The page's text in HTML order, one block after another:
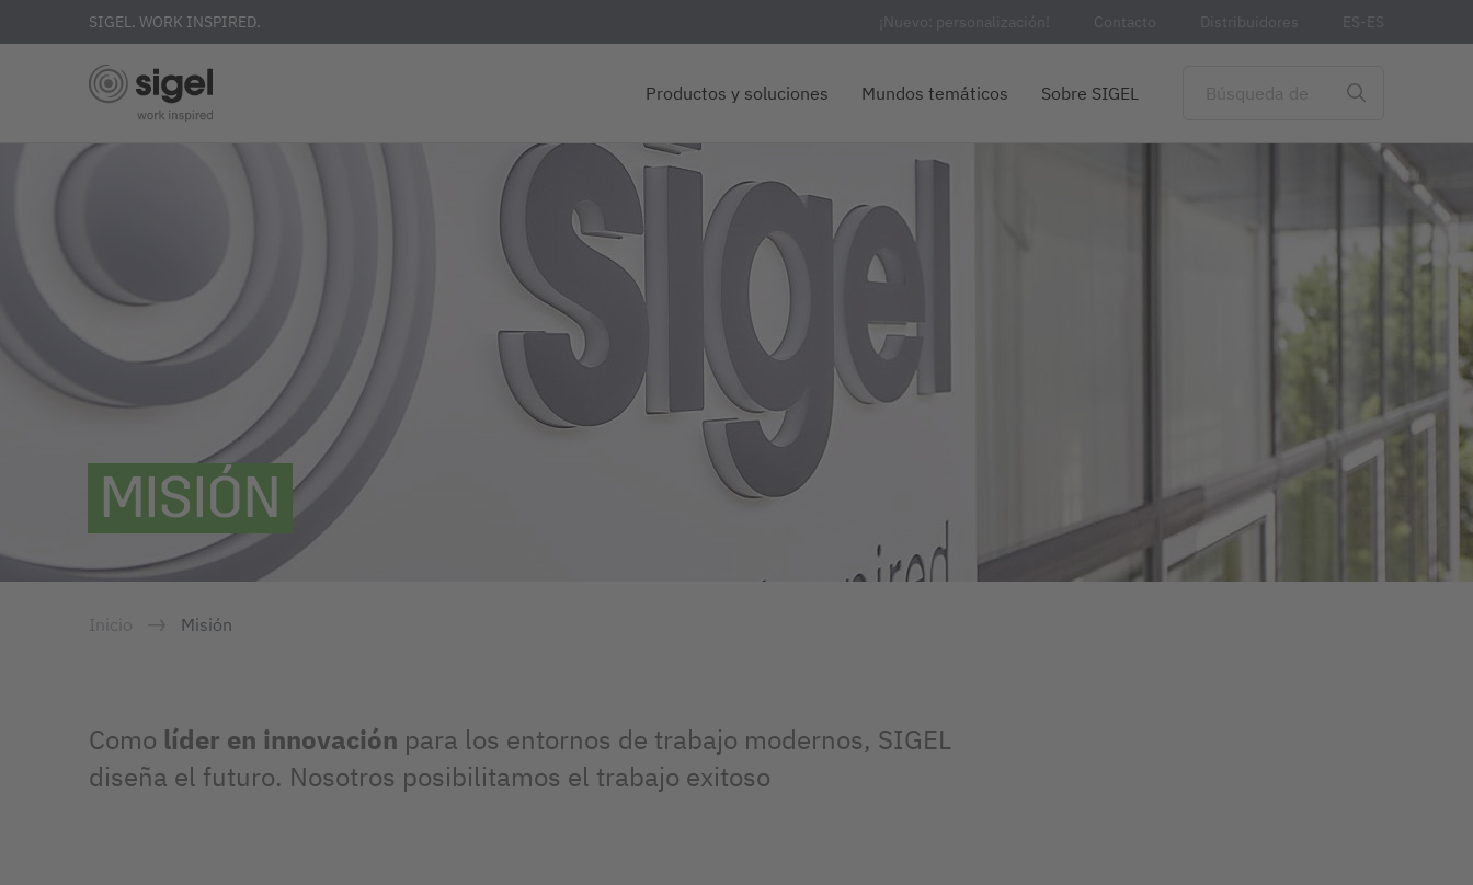
SIGEL. WORK INSPIRED. ¡Nuevo: personalización! Contacto Distribuidores ES-ES
Productos y soluciones Mundos temáticos Sobre SIGEL
MISIÓN
Inicio Misión
Como líder en innovación para los entornos de trabajo modernos, SIGEL
diseña el futuro. Nosotros posibilitamos el trabajo exitoso